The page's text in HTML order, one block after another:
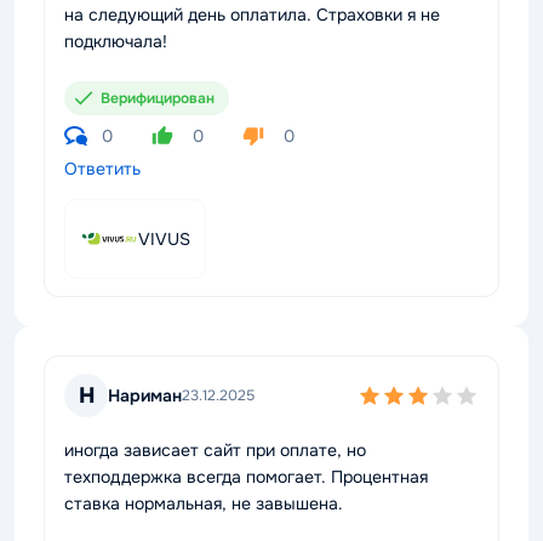
на следующий день оплатила. Страховки я не
подключала!
Верифицирован
0 0
0
Ответить
VIVUS
Н Нариман23.12.2025
иногда зависает сайт при оплате, но
техподдержка всегда помогает. Процентная
ставка нормальная, не завышена.